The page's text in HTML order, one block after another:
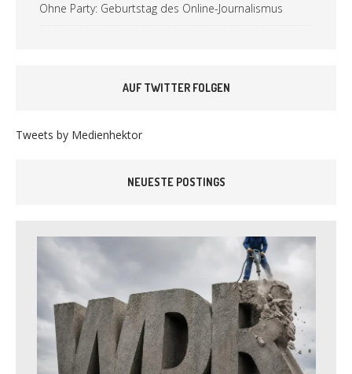
Ohne Party: Geburtstag des Online-Journalismus
AUF TWITTER FOLGEN
Tweets by Medienhektor
NEUESTE POSTINGS